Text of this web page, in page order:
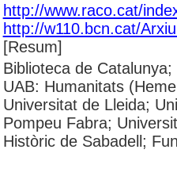
http://www.raco.cat/
http://w110.bcn.cat/
[Resum]
Biblioteca de
UAB: Humanitats
Universitat de Lleida;
Pompeu Fabra;
Històric de Sabadell;